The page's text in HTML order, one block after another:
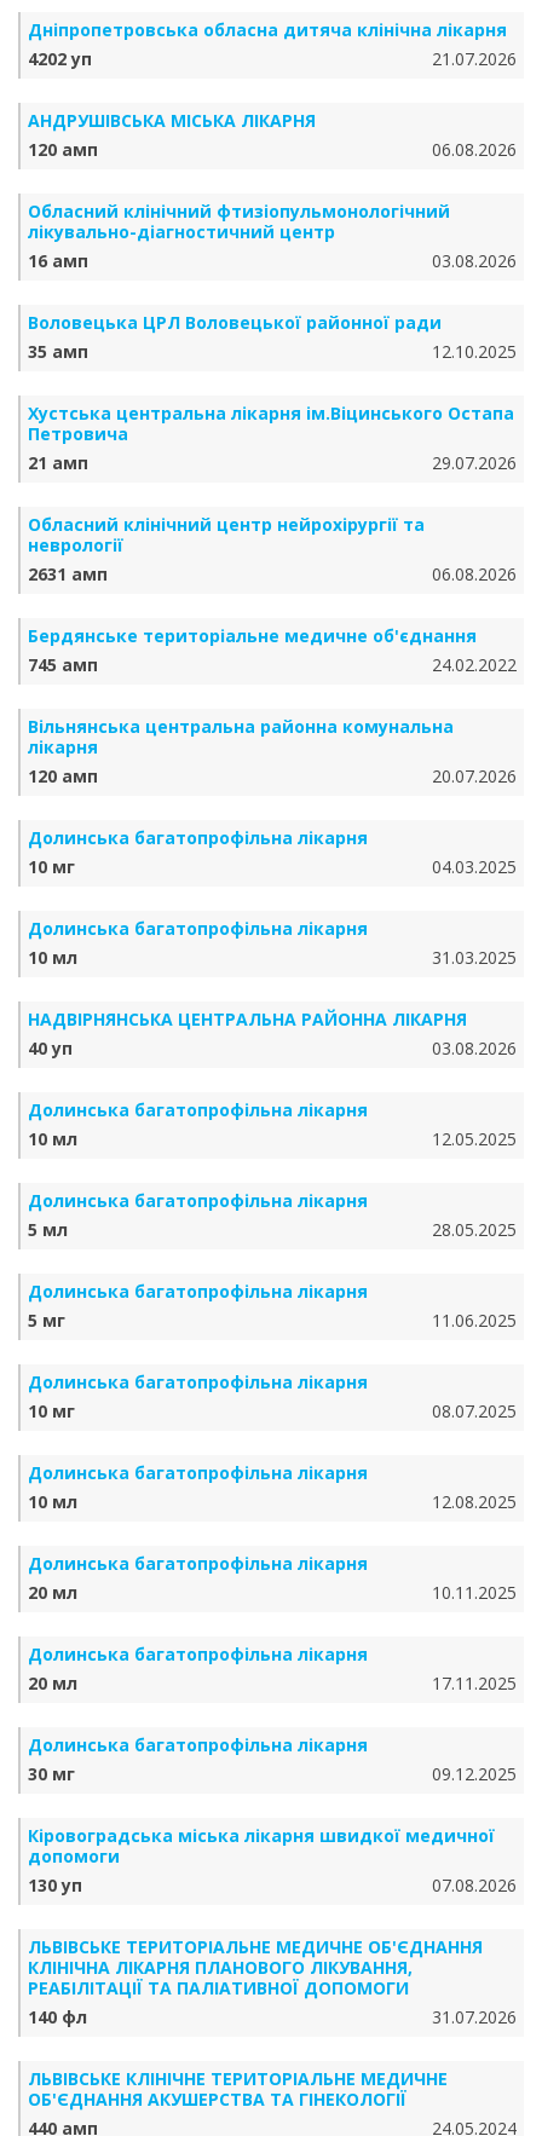
Дніпропетровська обласна дитяча клінічна лікарня
4202 уп
21.07.2026
АНДРУШІВСЬКА МІСЬКА ЛІКАРНЯ
120 амп
06.08.2026
Обласний клінічний фтизіопульмонологічний
лікувально-діагностичний центр
16 амп
03.08.2026
Воловецька ЦРЛ Воловецької районної ради
35 амп
12.10.2025
Хустська центральна лікарня ім.Віцинського Остапа
Петровича
21 амп
29.07.2026
Обласний клінічний центр нейрохірургії та
неврології
2631 амп
06.08.2026
Бердянське територіальне медичне об'єднання
745 амп
24.02.2022
Вільнянська центральна районна комунальна
лікарня
120 амп
20.07.2026
Долинська багатопрофільна лікарня
10 мг
04.03.2025
Долинська багатопрофільна лікарня
10 мл
31.03.2025
НАДВІРНЯНСЬКА ЦЕНТРАЛЬНА РАЙОННА ЛІКАРНЯ
40 уп
03.08.2026
Долинська багатопрофільна лікарня
10 мл
12.05.2025
Долинська багатопрофільна лікарня
5 мл
28.05.2025
Долинська багатопрофільна лікарня
5 мг
11.06.2025
Долинська багатопрофільна лікарня
10 мг
08.07.2025
Долинська багатопрофільна лікарня
10 мл
12.08.2025
Долинська багатопрофільна лікарня
20 мл
10.11.2025
Долинська багатопрофільна лікарня
20 мл
17.11.2025
Долинська багатопрофільна лікарня
30 мг
09.12.2025
Кіровоградська міська лікарня швидкої медичної
допомоги
130 уп
07.08.2026
ЛЬВІВСЬКЕ ТЕРИТОРІАЛЬНЕ МЕДИЧНЕ ОБ'ЄДНАННЯ
КЛІНІЧНА ЛІКАРНЯ ПЛАНОВОГО ЛІКУВАННЯ,
РЕАБІЛІТАЦІЇ ТА ПАЛІАТИВНОЇ ДОПОМОГИ
140 фл
31.07.2026
ЛЬВІВСЬКЕ КЛІНІЧНЕ ТЕРИТОРІАЛЬНЕ МЕДИЧНЕ
ОБ'ЄДНАННЯ АКУШЕРСТВА ТА ГІНЕКОЛОГІЇ
440 амп
24.05.2024